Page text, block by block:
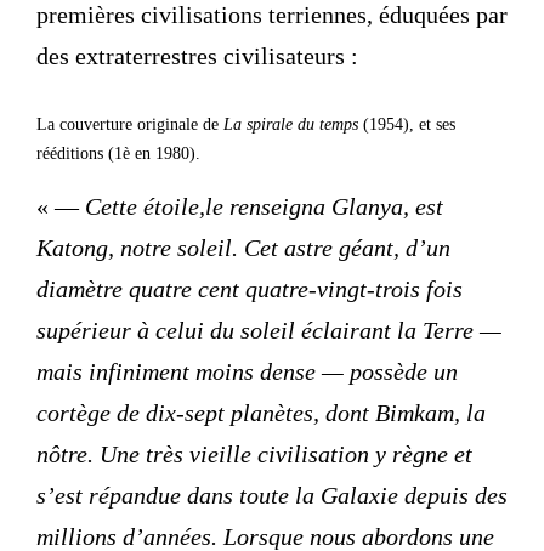
premières civilisations terriennes, éduquées par
des extraterrestres civilisateurs :
La couverture originale de La spirale du temps (1954), et ses
rééditions (1è en 1980).
« — Cette étoile,le renseigna Glanya, est
Katong, notre soleil. Cet astre géant, d’un
diamètre quatre cent quatre-vingt-trois fois
supérieur à celui du soleil éclairant la Terre —
mais infiniment moins dense — possède un
cortège de dix-sept planètes, dont Bimkam, la
nôtre. Une très vieille civilisation y règne et
s’est répandue dans toute la Galaxie depuis des
millions d’années. Lorsque nous abordons une